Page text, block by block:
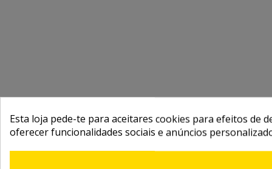
Esta loja pede-te para aceitares cookies para efeitos de
oferecer funcionalidades sociais e anúncios